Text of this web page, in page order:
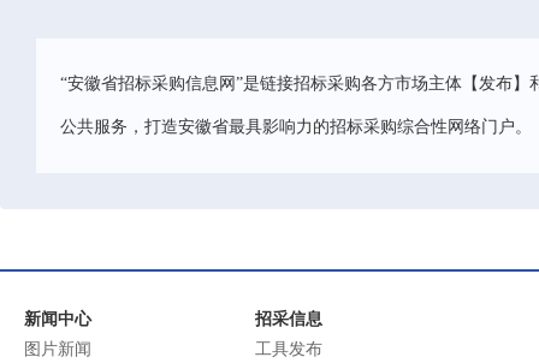
“安徽省招标采购信息网”是链接招标采购各方市场主体【发布
公共服务，打造安徽省最具影响力的招标采购综合性网络门户。
新闻中心
图片新闻
招采信息
工具发布